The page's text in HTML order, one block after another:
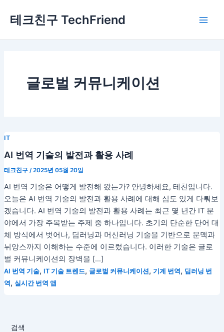
로
테크친구 TechFriend
글로벌 커뮤니케이션
IT
AI 번역 기술의 발전과 활용 사례
테크친구 /2025년 05월 20일
AI 번역 기술은 어떻게 발전해 왔는가? 안녕하세요, 테친입니다.
오늘은 AI 번역 기술의 발전과 활용 사례에 대해 심도 있게 다뤄보
겠습니다. AI 번역 기술의 발전과 활용 사례는 최근 몇 년간 IT 분
야에서 가장 주목받는 주제 중 하나입니다. 초기의 단순한 단어 대
체 방식에서 벗어나, 딥러닝과 머신러닝 기술을 기반으로 문맥과
뉘앙스까지 이해하는 수준에 이르렀습니다. 이러한 기술은 글로
벌 커뮤니케이션의 장벽을 […]
AI 번역 기술, IT 기술 트렌드, 글로벌 커뮤니케이션, 기계 번역 , 딥러닝 번
역 , 실시간 번역 앱
검색